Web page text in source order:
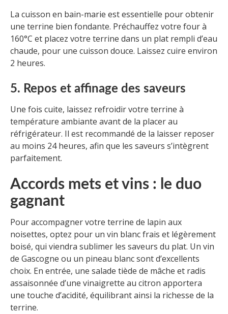
La cuisson en bain-marie est essentielle pour obtenir
une terrine bien fondante. Préchauffez votre four à
160°C et placez votre terrine dans un plat rempli d’eau
chaude, pour une cuisson douce. Laissez cuire environ
2 heures.
5. Repos et affinage des saveurs
Une fois cuite, laissez refroidir votre terrine à
température ambiante avant de la placer au
réfrigérateur. Il est recommandé de la laisser reposer
au moins 24 heures, afin que les saveurs s’intègrent
parfaitement.
Accords mets et vins : le duo
gagnant
Pour accompagner votre terrine de lapin aux
noisettes, optez pour un vin blanc frais et légèrement
boisé, qui viendra sublimer les saveurs du plat. Un vin
de Gascogne ou un pineau blanc sont d’excellents
choix. En entrée, une salade tiède de mâche et radis
assaisonnée d’une vinaigrette au citron apportera
une touche d’acidité, équilibrant ainsi la richesse de la
terrine.